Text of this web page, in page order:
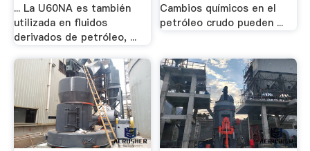
... La U60NA es también
utilizada en fluidos
derivados de petróleo, ...
Cambios químicos en el
petróleo crudo pueden ...